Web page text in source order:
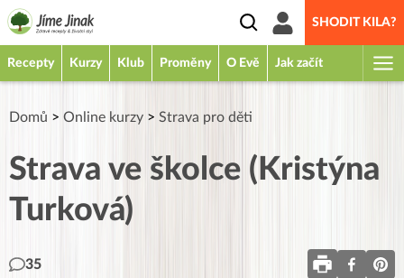
SHODIT KILA?
Recepty Kurzy Klub Proměny O Evě Jak začít
Domů > Online kurzy > Strava pro děti
Strava ve školce (Kristýna
Turková)
35